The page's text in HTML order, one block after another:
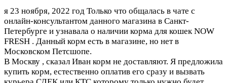
я 23 ноября, 2022 год Только что общалась в чате с
онлайн-консультантом данного магазина в Санкт-
Петербурге и узнавала о наличии корма для кошек NOW
FRESH . Данный корм есть в магазине, но нет в
Московском Петсшопе.
В Москву , сказал Иван корм не доставляют. Я предложила
купить корм, естественно оплатив его сразу и вызвать